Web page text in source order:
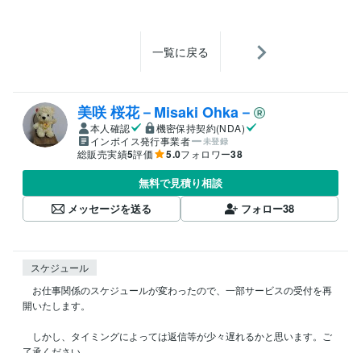
一覧に戻る
美咲 桜花－Misaki Ohka－
本人確認
機密保持契約(NDA)
インボイス発行事業者
未登録
総販売実績5評価 5.0フォロワー38
無料で見積り相談
メッセージを送る
フォロー38
スケジュール
お仕事関係のスケジュールが変わったので、一部サービスの受付を再
開いたします。
しかし、タイミングによっては返信等が少々遅れるかと思います。ご